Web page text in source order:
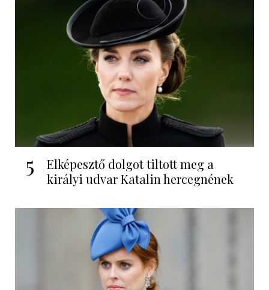
5
Elképesztő dolgot tiltott meg a
királyi udvar Katalin hercegnének